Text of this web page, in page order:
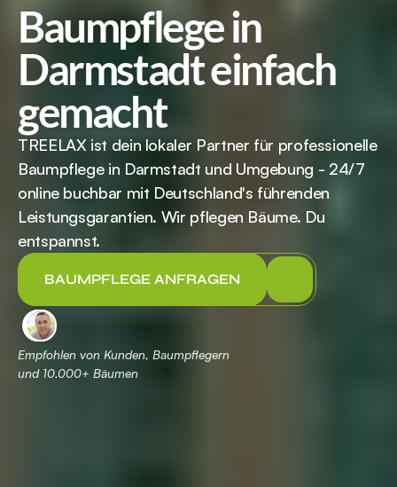
Baumpflege in
Darmstadt einfach
gemacht
TREELAX ist dein lokaler Partner für professionelle
Baumpflege in Darmstadt und Umgebung - 24/7
online buchbar mit Deutschland's führenden
Leistungsgarantien. Wir pflegen Bäume. Du
entspannst.
BAUMPFLEGE ANFRAGEN
Empfohlen von Kunden, Baumpflegern
und 10.000+ Bäumen